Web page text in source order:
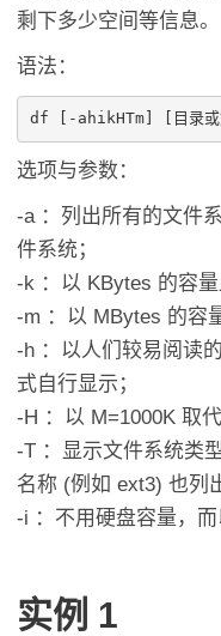
剩下多少空间等信息。
语法：
选项与参数：
-a ：列出所有的文件
件系统；
-k ：以 KBytes 的容量
-m ：以 MBytes 的容
-h ：以人们较易阅读
式自行显示；
-H ：以 M=1000K 取
-T ：显示文件系统类
名称 (例如 ext3) 也列
-i ：不用硬盘容量，
实例 1